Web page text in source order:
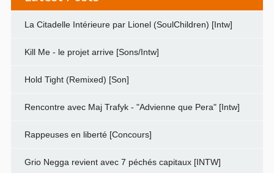
La Citadelle Intérieure par Lionel (SoulChildren) [Intw]
Kill Me - le projet arrive [Sons/Intw]
Hold Tight (Remixed) [Son]
Rencontre avec Maj Trafyk - "Advienne que Pera" [Intw]
Rappeuses en liberté [Concours]
Grio Negga revient avec 7 péchés capitaux [INTW]